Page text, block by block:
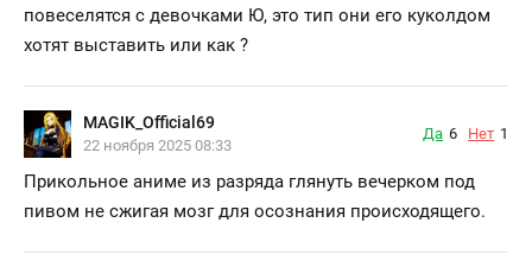
повеселятся с девочками Ю, это тип они его куколдом
хотят выставить или как ?
MAGIK_Official69
22 ноября 2025 08:33
Да 6 Нет 1
Прикольное аниме из разряда глянуть вечерком под
пивом не сжигая мозг для осознания происходящего.